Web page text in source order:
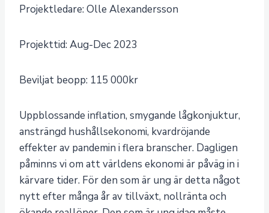
Projektledare: Olle Alexandersson
Projekttid: Aug-Dec 2023
Beviljat beopp: 115 000kr
Uppblossande inflation, smygande lågkonjuktur,
ansträngd hushållsekonomi, kvardröjande
effekter av pandemin i flera branscher. Dagligen
påminns vi om att världens ekonomi är påväg in i
kärvare tider. För den som är ung är detta något
nytt efter många år av tillväxt, nollränta och